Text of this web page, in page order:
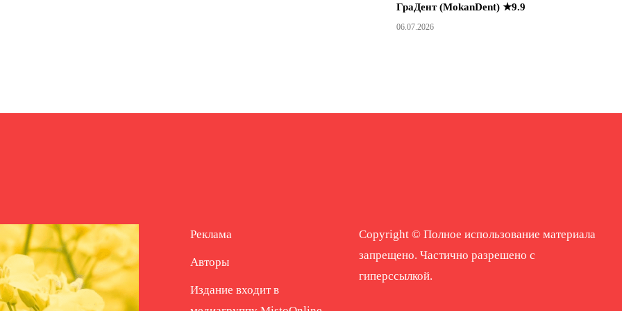
ГраДент (MokanDent) ★9.9
06.07.2026
Реклама
Авторы
Издание входит в
Copyright © Полное использование материала
запрещено. Частично разрешено с
гиперссылкой.